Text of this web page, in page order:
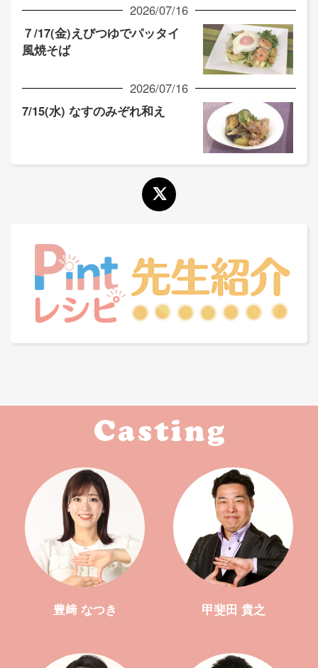
2026/07/16
７/17(金)えびつゆでパッタイ
風焼そば
2026/07/16
7/15(水) なすのみぞれ和え
豊﨑 なつき 甲斐田 貴之